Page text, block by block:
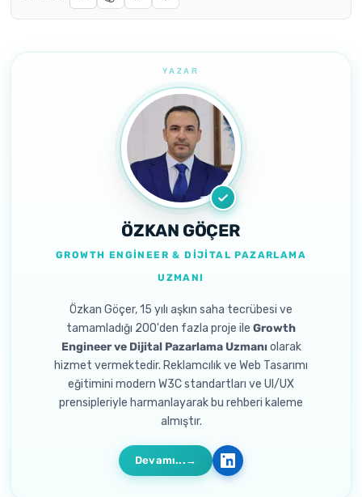
ÖZKAN GÖÇER
GROWTH ENGINEER & DIJITAL PAZARLAMA
UZMANI
Özkan Göçer, 15 yılı aşkın saha tecrübesi ve
tamamladığı 200'den fazla proje ile Growth
Engineer ve Dijital Pazarlama Uzmanıolarak
hizmet vermektedir. Reklamcılık ve Web Tasarımı
eğitimini modern W3C standartları ve UI/UX
prensipleriyle harmanlayarak bu rehberi kaleme
almıştır.
Devamı...